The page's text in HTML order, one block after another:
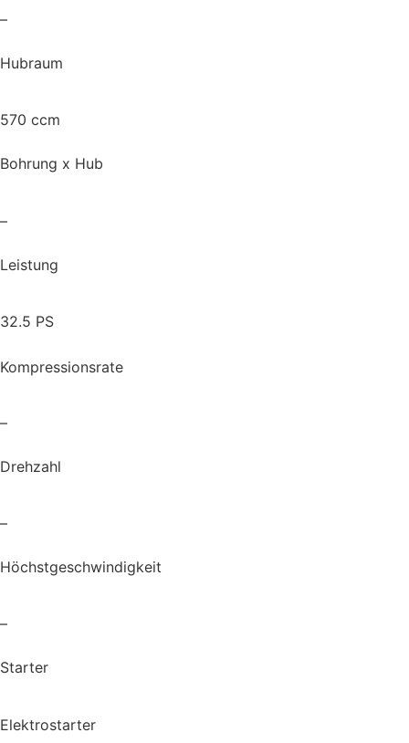
–
Hubraum
570 ccm
Bohrung x Hub
–
Leistung
32.5 PS
Kompressionsrate
–
Drehzahl
–
Höchstgeschwindigkeit
–
Starter
Elektrostarter